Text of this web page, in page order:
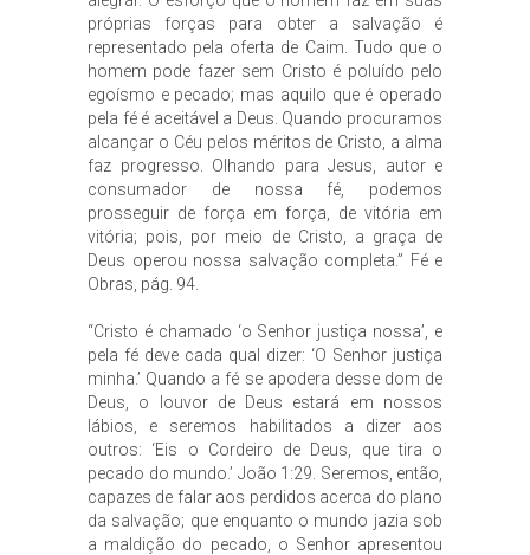
próprias forças para obter a salvação é
representado pela oferta de Caim. Tudo que o
homem pode fazer sem Cristo é poluído pelo
egoísmo e pecado; mas aquilo que é operado
pela fé é aceitável a Deus. Quando procuramos
alcançar o Céu pelos méritos de Cristo, a alma
faz progresso. Olhando para Jesus, autor e
consumador de nossa fé, podemos
prosseguir de força em força, de vitória em
vitória; pois, por meio de Cristo, a graça de
Deus operou nossa salvação completa.” Fé e
Obras, pág. 94.
“Cristo é chamado ‘o Senhor justiça nossa’, e
pela fé deve cada qual dizer: ‘O Senhor justiça
minha.’ Quando a fé se apodera desse dom de
Deus, o louvor de Deus estará em nossos
lábios, e seremos habilitados a dizer aos
outros: ‘Eis o Cordeiro de Deus, que tira o
pecado do mundo.’ João 1:29. Seremos, então,
capazes de falar aos perdidos acerca do plano
da salvação; que enquanto o mundo jazia sob
a maldição do pecado, o Senhor apresentou